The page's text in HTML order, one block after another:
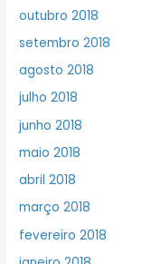
outubro 2018
setembro 2018
agosto 2018
julho 2018
junho 2018
maio 2018
abril 2018
março 2018
fevereiro 2018